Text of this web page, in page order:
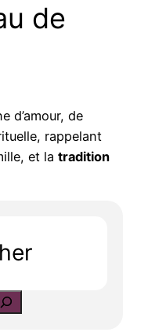
de
d’amour, de
rappelant
et la tradition